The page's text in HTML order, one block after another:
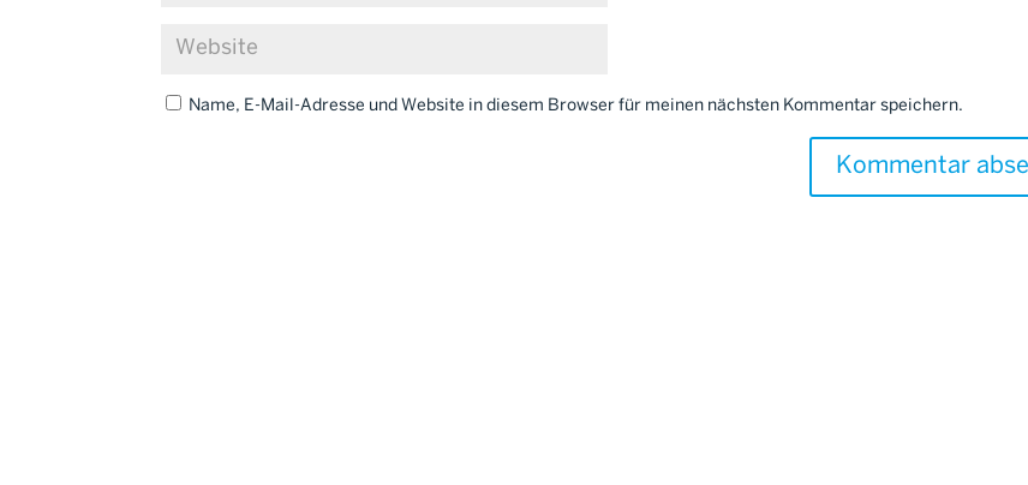
Name, E-Mail-Adresse und Website in diesem Browser für meinen nächsten Kommentar speichern.